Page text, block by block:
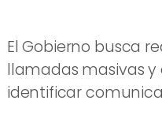
El Gobierno busca
llamadas masivas y
identificar